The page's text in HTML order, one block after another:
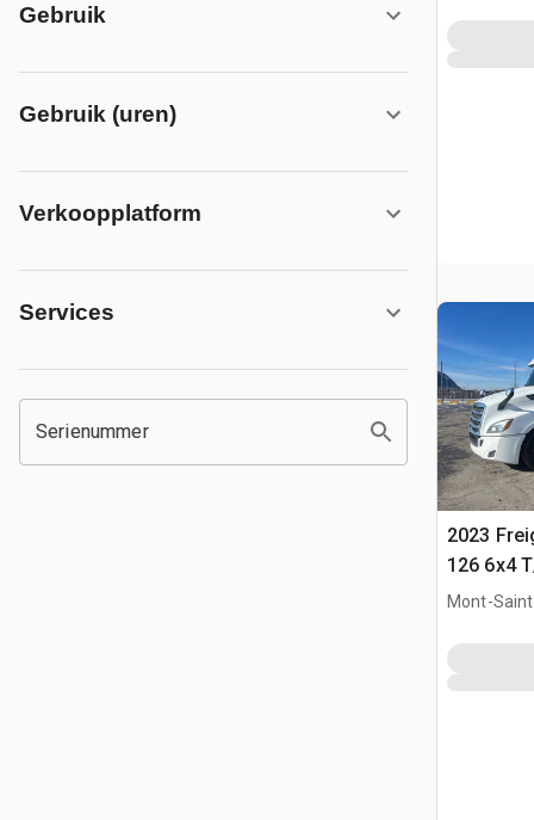
Gebruik
Gebruik (uren)
Verkoopplatform
Services
Serienummer
2023
126 6x4
Trekker
Mont-